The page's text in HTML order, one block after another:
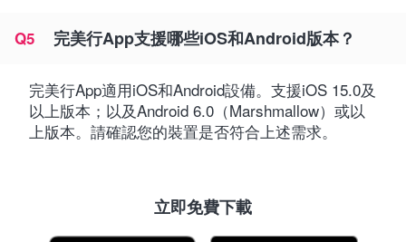
Q5 完美行App支援哪些iOS和Android版本？
完美行App適用iOS和Android設備。支援iOS 15.0及
以上版本；以及Android 6.0（Marshmallow）或以
上版本。請確認您的裝置是否符合上述需求。
立即免費下載